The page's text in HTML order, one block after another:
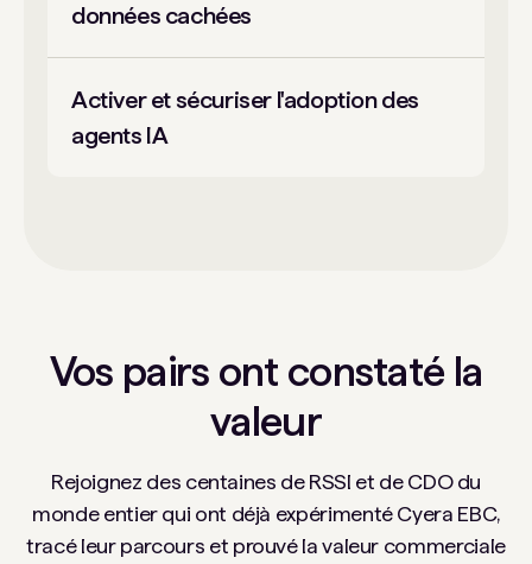
données cachées
Activer et sécuriser l'adoption des
agents IA
Vos pairs ont constaté la
valeur
Rejoignez des centaines de RSSI et de CDO du
monde entier qui ont déjà expérimenté Cyera EBC,
tracé leur parcours et prouvé la valeur commerciale